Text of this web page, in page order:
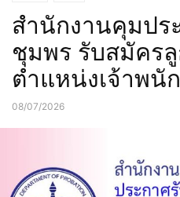
สำนักงานคุมปร
ชุมพร รับสมัคร
ตำแหน่งเจ้าพนั
08/07/2026